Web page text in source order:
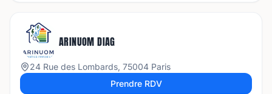
ARINUOM DIAG
24 Rue des Lombards, 75004 Paris
Prendre RDV